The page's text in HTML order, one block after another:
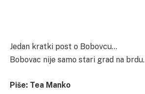
Jedan kratki post o Bobovcu…
Bobovac nije samo stari grad na brdu.
Piše: Tea Manko